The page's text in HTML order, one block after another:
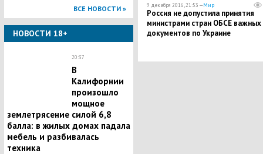
ВСЕ НОВОСТИ »
НОВОСТИ 18+
20:37
В
Калифорнии
произошло
мощное
землетрясение силой 6,8
балла: в жилых домах падала
мебель и разбивалась
техника
9 декабря 2016, 21:53 —Мир
Россия не допустила принятия
министрами стран ОБСЕ важных
документов по Украине